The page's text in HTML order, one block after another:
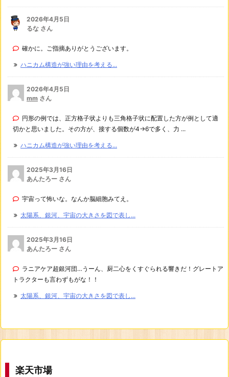
2026年4月5日
るな さん
確かに。ご指摘ありがとうございます。
ハニカム構造が強い理由を考える...
2026年4月5日
mm さん
円形の例では、正方格子状よりも三角格子状に配置した方が例として適
切かと思いました。その方が、接する個数が4→6で多く、力 ...
ハニカム構造が強い理由を考える...
2025年3月16日
あんたろー さん
宇宙って怖いな。なんか脳細胞みてえ。
太陽系、銀河、宇宙の大きさを図で表し...
2025年3月16日
あんたろー さん
ラニアケア超銀河団…うーん、厨二心をくすぐられる響きだ！グレートア
トラクターも言わずもがな！！
太陽系、銀河、宇宙の大きさを図で表し...
楽天市場